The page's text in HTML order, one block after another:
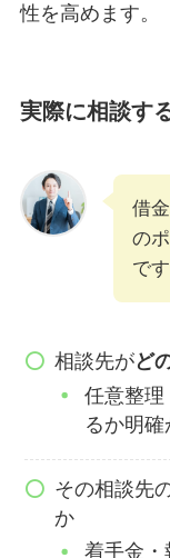
性を高めます。
実際に相談す
借
の
です
相談先がど
任意整理
るか明確
その相談先
か
着手金・